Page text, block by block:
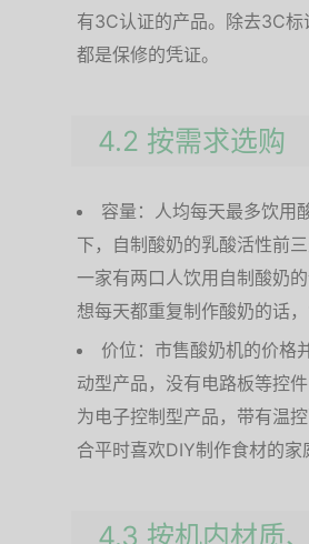
有3C认证的产品。除去3C
都是保修的凭证。
4.2 按需求选购
容量：人均每天最多饮用
下，自制酸奶的乳酸活性前
一家有两口人饮用自制酸奶
想每天都重复制作酸奶的话
价位：市售酸奶机的价格
动型产品，没有电路板等控
为电子控制型产品，带有温
合平时喜欢DIY制作食材的家
4.3 按机内材质